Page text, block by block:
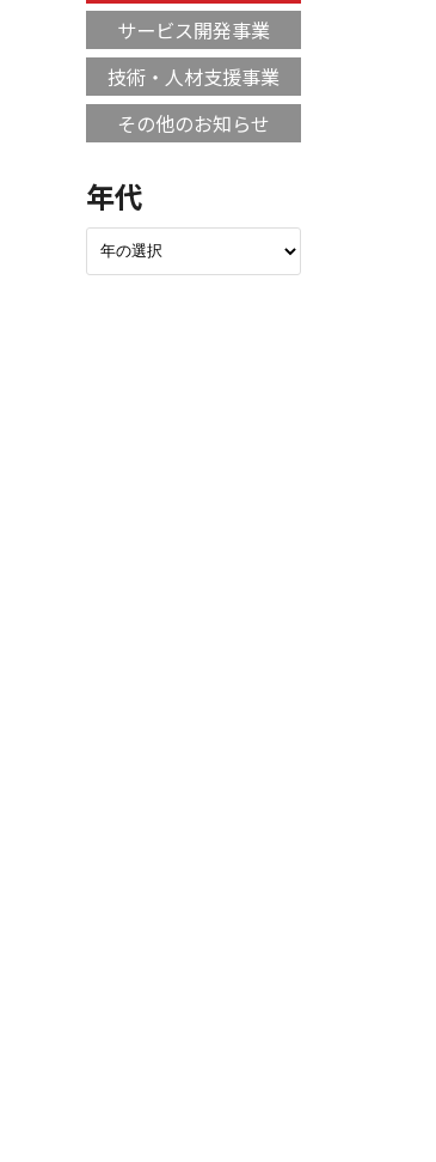
サービス開発事業
技術・人材支援事業
その他のお知らせ
年代